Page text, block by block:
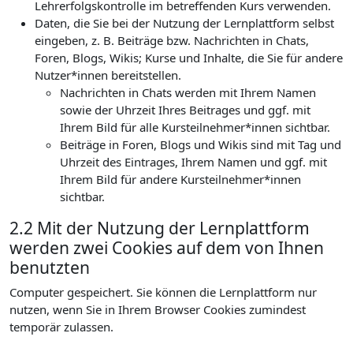
Lehrerfolgskontrolle im betreffenden Kurs verwenden.
Daten, die Sie bei der Nutzung der Lernplattform selbst
eingeben, z. B. Beiträge bzw. Nachrichten in Chats,
Foren, Blogs, Wikis; Kurse und Inhalte, die Sie für andere
Nutzer*innen bereitstellen.
Nachrichten in Chats werden mit Ihrem Namen
sowie der Uhrzeit Ihres Beitrages und ggf. mit
Ihrem Bild für alle Kursteilnehmer*innen sichtbar.
Beiträge in Foren, Blogs und Wikis sind mit Tag und
Uhrzeit des Eintrages, Ihrem Namen und ggf. mit
Ihrem Bild für andere Kursteilnehmer*innen
sichtbar.
2.2 Mit der Nutzung der Lernplattform
werden zwei Cookies auf dem von Ihnen
benutzten
Computer gespeichert. Sie können die Lernplattform nur
nutzen, wenn Sie in Ihrem Browser Cookies zumindest
temporär zulassen.